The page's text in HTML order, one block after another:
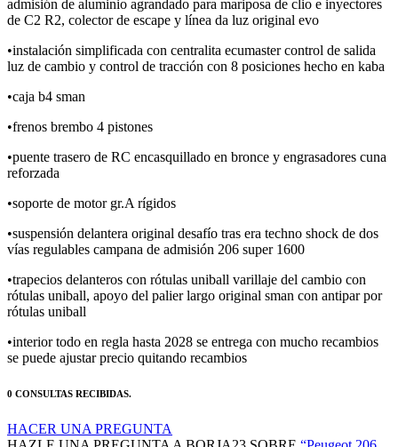
•instalación simplificada con centralita ecumaster control de salida
luz de cambio y control de tracción con 8 posiciones hecho en kaba
•caja b4 sman
•frenos brembo 4 pistones
•puente trasero de RC encasquillado en bronce y engrasadores cuna
reforzada
•soporte de motor gr.A rígidos
•suspensión delantera original desafío tras era techno shock de dos
vías regulables campana de admisión 206 super 1600
•trapecios delanteros con rótulas uniball varillaje del cambio con
rótulas uniball, apoyo del palier largo original sman con
antipar por
rótulas uniball
•interior todo en regla hasta 2028 se entrega con mucho recambios
se puede ajustar precio quitando recambios
HAZLE UNA PREGUNTA A BORJA23 SOBRE
original desafio rally”